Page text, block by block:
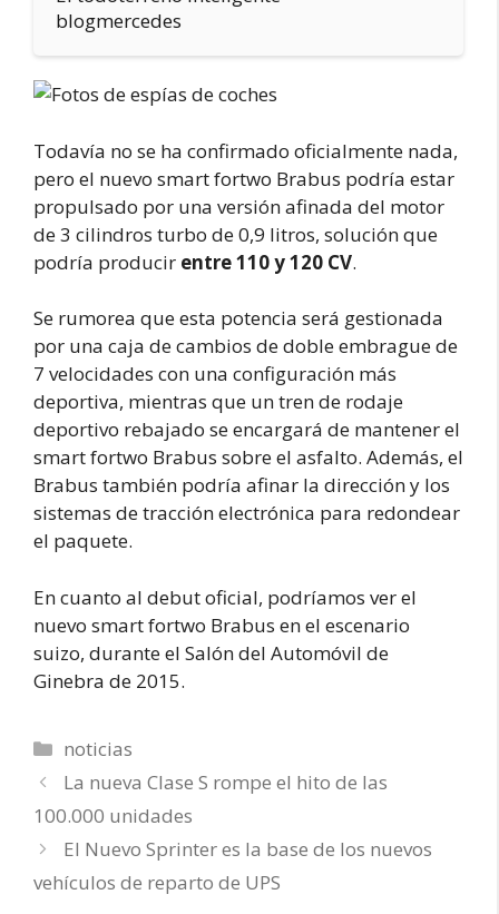
blogmercedes
Todavía no se ha confirmado oficialmente nada,
pero el nuevo smart fortwo Brabus podría estar
propulsado por una versión afinada del motor
de 3 cilindros turbo de 0,9 litros, solución que
podría producir entre 110 y 120 CV.
Se rumorea que esta potencia será gestionada
por una caja de cambios de doble embrague de
7 velocidades con una configuración más
deportiva, mientras que un tren de rodaje
deportivo rebajado se encargará de mantener el
smart fortwo Brabus sobre el asfalto. Además, el
Brabus también podría afinar la dirección y los
sistemas de tracción electrónica para redondear
el paquete.
En cuanto al debut oficial, podríamos ver el
nuevo smart fortwo Brabus en el escenario
suizo, durante el Salón del Automóvil de
Ginebra de 2015.
Categorías
noticias
La nueva Clase S rompe el hito de las
100.000 unidades
El Nuevo Sprinter es la base de los nuevos
vehículos de reparto de UPS